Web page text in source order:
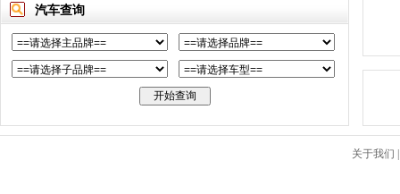
汽车查询
关于我们